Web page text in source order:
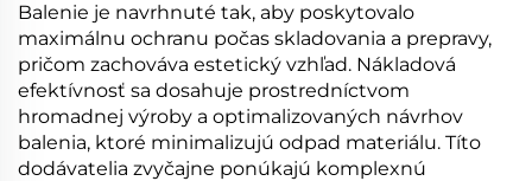
Balenie je navrhnuté tak, aby poskytovalo
maximálnu ochranu počas skladovania a prepravy,
pričom zachováva estetický vzhľad. Nákladová
efektívnosť sa dosahuje prostredníctvom
hromadnej výroby a optimalizovaných návrhov
balenia, ktoré minimalizujú odpad materiálu. Títo
dodávatelia zvyčajne ponúkajú komplexnú